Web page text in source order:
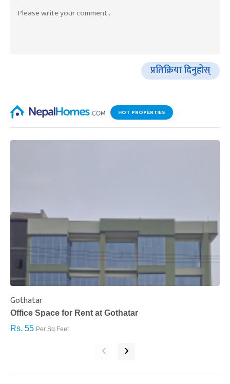
प्रतिक्रिया दिनुहोस्
HOT PROPERTIES
Gothatar
Office Space for Rent at Gothatar
Rs. 55 Per Sq.Feet
‹ ›